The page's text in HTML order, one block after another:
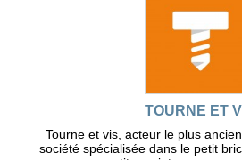
TOURNE ET
Tourne et vis, acteur le plus
société spécialisée dans le petit